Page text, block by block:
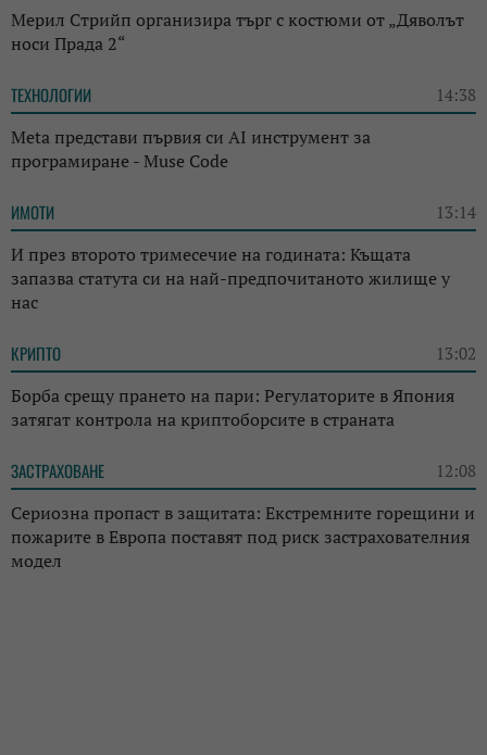
Мерил Стрийп организира търг с костюми от „Дяволът
носи Прада 2“
ТЕХНОЛОГИИ 14:38
Meta представи първия си AI инструмент за
програмиране - Muse Code
ИМОТИ 13:14
И през второто тримесечие на годината: Къщата
запазва статута си на най-предпочитаното жилище у
нас
КРИПТО 13:02
Борба срещу прането на пари: Регулаторите в Япония
затягат контрола на криптоборсите в страната
ЗАСТРАХОВАНЕ 12:08
Сериозна пропаст в защитата: Екстремните горещини и
пожарите в Европа поставят под риск застрахователния
модел